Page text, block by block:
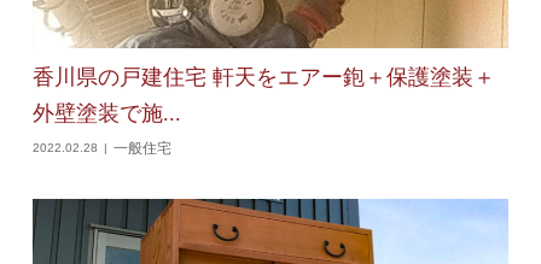
香川県の戸建住宅 軒天をエアー鉋＋保護塗装＋
外壁塗装で施...
2022.02.28 一般住宅